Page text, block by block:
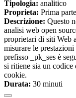
Tipologia: analitico
Proprieta: Prima parte
Descrizione: Questo
analisi web open
proprietari di siti Web
misurare le
prefisso _pk_ses è
si ritiene sia un
cookie.
Durata: 30 minuti